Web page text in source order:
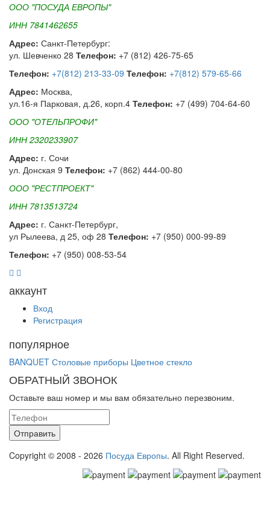
ООО "ПОСУДА ЕВРОПЫ"
ИНН 7841462655
Адрес: Санкт-Петербург:
ул. Шевченко 28 Телефон: +7 (812) 426-75-65
Телефон: +7(812) 213-33-09 Телефон: +7(812) 579-65-66
Адрес: Москва,
ул.16-я Парковая, д.26, корп.4 Телефон: +7 (499) 704-64-60
ООО "ОТЕЛЬПРОФИ"
ИНН 2320233907
Адрес: г. Сочи
ул. Донская 9 Телефон: +7 (862) 444-00-80
ООО "РЕСТПРОЕКТ"
ИНН 7813513724
Адрес: г. Санкт-Петербург,
ул Рылеева, д 25, оф 28 Телефон: +7 (950) 000-99-89
Телефон: +7 (950) 008-53-54
аккаунт
Вход
Регистрация
популярное
BANQUET Столовые приборы Цветное стекло
ОБРАТНЫЙ ЗВОНОК
Оставьте ваш номер и мы вам обязательно перезвоним.
Copyright © 2008 - 2026 Посуда Европы. All Right Reserved.